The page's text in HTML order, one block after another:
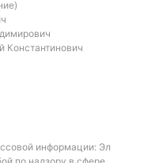
«РБ»
автор прогнозов,
Константинович
информации: Эл